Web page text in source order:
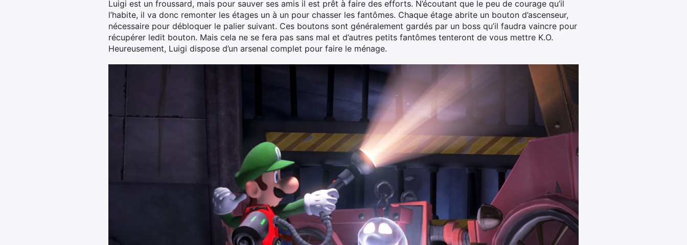
Luigi est un froussard, mais pour sauver ses amis il est prêt à faire des efforts. N’écoutant que le peu de courage qu’il
l’habite, il va donc remonter les étages un à un pour chasser les fantômes. Chaque étage abrite un bouton d’ascenseur,
nécessaire pour débloquer le palier suivant. Ces boutons sont généralement gardés par un boss qu’il faudra vaincre pour
récupérer ledit bouton. Mais cela ne se fera pas sans mal et d’autres petits fantômes tenteront de vous mettre K.O.
Heureusement, Luigi dispose d’un arsenal complet pour faire le ménage.